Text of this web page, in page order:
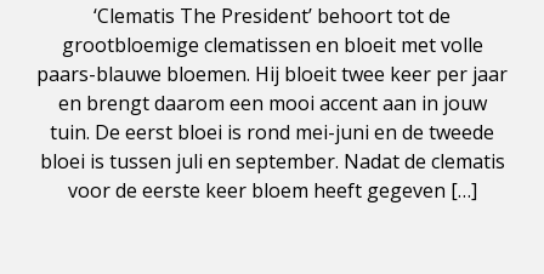
‘Clematis The President’ behoort tot de
grootbloemige clematissen en bloeit met volle
paars-blauwe bloemen. Hij bloeit twee keer per jaar
en brengt daarom een mooi accent aan in jouw
tuin. De eerst bloei is rond mei-juni en de tweede
bloei is tussen juli en september. Nadat de clematis
voor de eerste keer bloem heeft gegeven […]